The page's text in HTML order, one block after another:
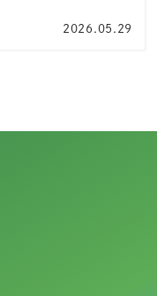
2026.05.29